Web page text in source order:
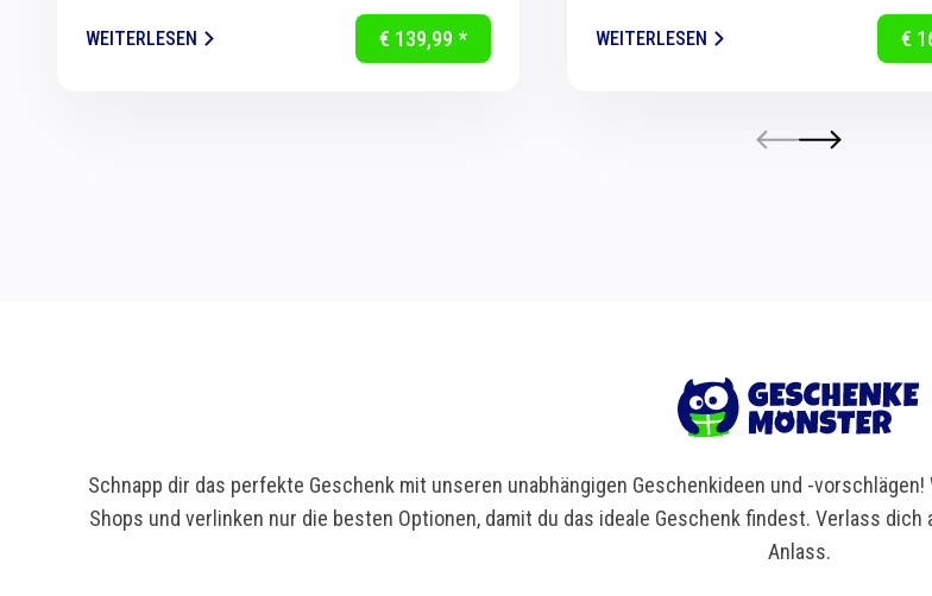
Technologie mit intelligenter Sensorik für
eine...
WEITERLESEN € 139,99 *
komfortable Handreinigung in Küche
Dank...
WEITERLESEN €
Schnapp dir das perfekte Geschenk mit unseren unabhängigen Geschenkideen und -
Shops und verlinken nur die besten Optionen, damit du das ideale Geschenk findest. Verlass
Anlass.